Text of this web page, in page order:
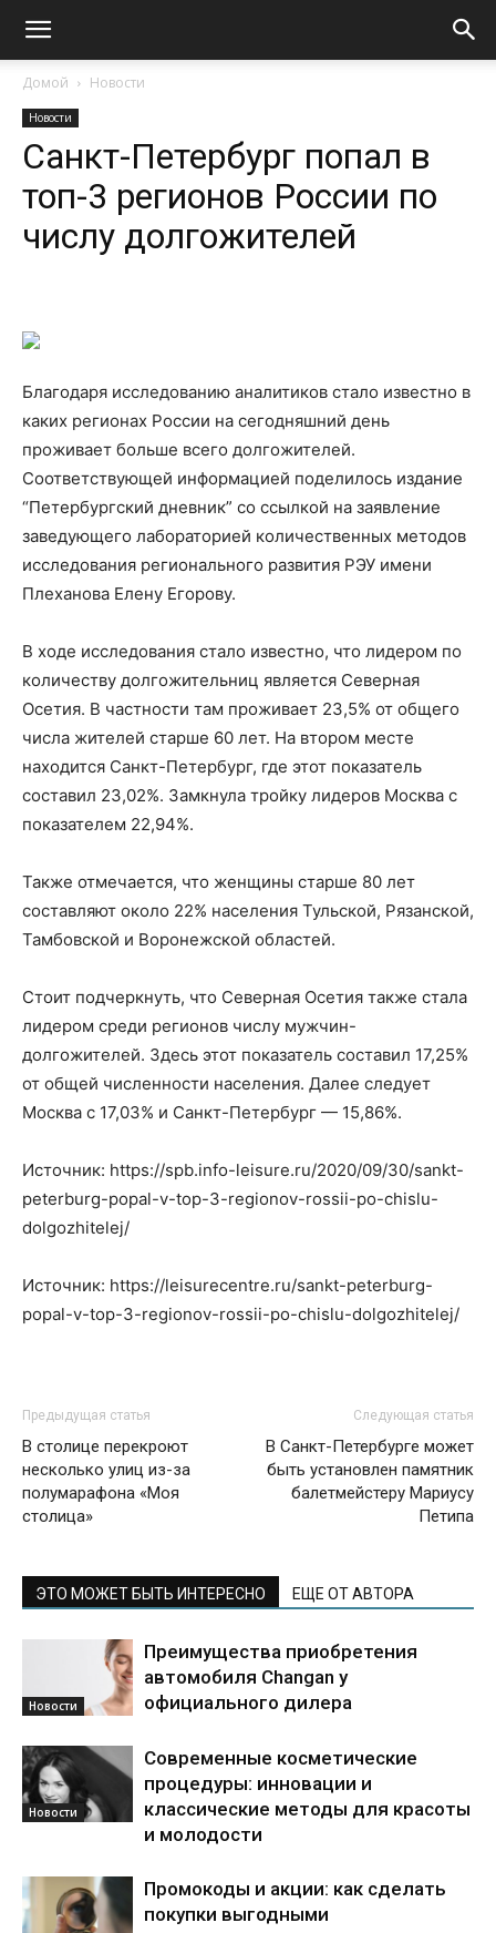
Домой Новости
Новости
Санкт-Петербург попал в
топ-3 регионов России по
числу долгожителей
Благодаря исследованию аналитиков стало известно в
каких регионах России на сегодняшний день
проживает больше всего долгожителей.
Соответствующей информацией поделилось издание
“Петербургский дневник” со ссылкой на заявление
заведующего лабораторией количественных методов
исследования регионального развития РЭУ имени
Плеханова Елену Егорову.
В ходе исследования стало известно, что лидером по
количеству долгожительниц является Северная
Осетия. В частности там проживает 23,5% от общего
числа жителей старше 60 лет. На втором месте
находится Санкт-Петербург, где этот показатель
составил 23,02%. Замкнула тройку лидеров Москва с
показателем 22,94%.
Также отмечается, что женщины старше 80 лет
составляют около 22% населения Тульской, Рязанской,
Тамбовской и Воронежской областей.
Стоит подчеркнуть, что Северная Осетия также стала
лидером среди регионов числу мужчин-
долгожителей. Здесь этот показатель составил 17,25%
от общей численности населения. Далее следует
Москва с 17,03% и Санкт-Петербург — 15,86%.
Источник: https://spb.info-leisure.ru/2020/09/30/sankt-
peterburg-popal-v-top-3-regionov-rossii-po-chislu-
dolgozhitelej/
Источник: https://leisurecentre.ru/sankt-peterburg-
popal-v-top-3-regionov-rossii-po-chislu-dolgozhitelej/
Предыдущая статья
В столице перекроют
несколько улиц из-за
полумарафона «Моя
столица»
Следующая статья
В Санкт-Петербурге может
быть установлен памятник
балетмейстеру Мариусу
Петипа
ЭТО МОЖЕТ БЫТЬ ИНТЕРЕСНО ЕЩЕ ОТ АВТОРА
Новости
Преимущества приобретения
автомобиля Changan у
официального дилера
Новости
Современные косметические
процедуры: инновации и
классические методы для красоты
и молодости
Промокоды и акции: как сделать
покупки выгодными